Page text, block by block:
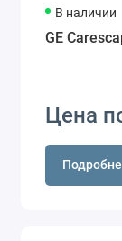
В наличии
GE
Цена